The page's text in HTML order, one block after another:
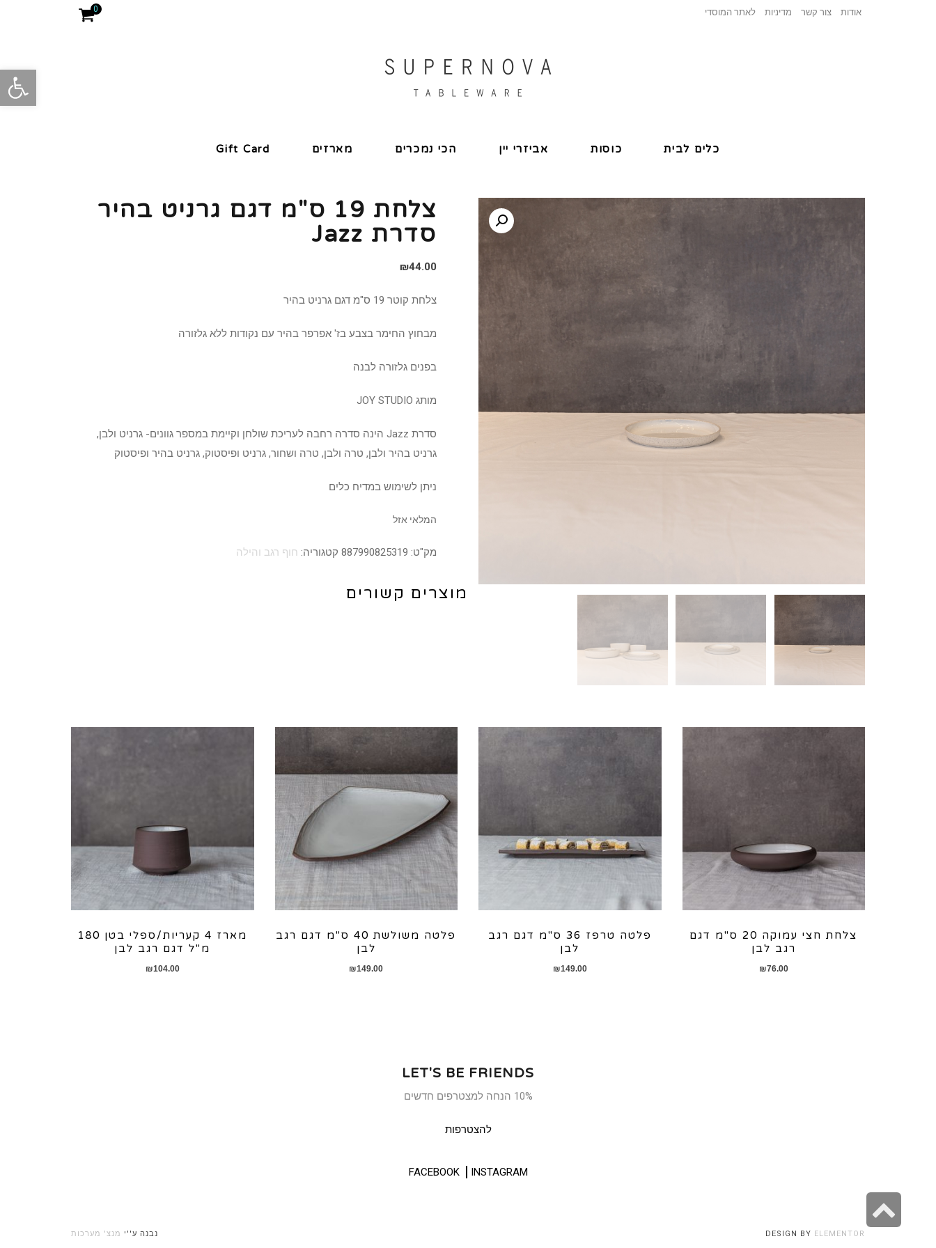
פתח
אודות צור קשר מדיניות לאתר המוסדי 0
כלים לבית כוסות אביזרי יין הכי נמכרים מארזים Gift Card
צלחת 19 ס"מ דגם גרניט בהיר
סדרת Jazz
₪44.00
צלחת קוטר 19 ס"מ דגם גרניט בהיר
מבחוץ החימר בצבע בז' אפרפר בהיר עם נקודות ללא גלזורה
בפנים גלזורה לבנה
מותג JOY STUDIO
סדרת Jazz הינה סדרה רחבה לעריכת שולחן וקיימת במספר גוונים- גרניט ולבן,
גרניט בהיר ולבן, טרה ולבן, טרה ושחור, גרניט ופיסטוק, גרניט בהיר ופיסטוק
ניתן לשימוש במדיח כלים
המלאי אזל
מק"ט: 887990825319 קטגוריה: חוף רגב והילה
מוצרים קשורים
צלחת חצי עמוקה 20 ס"מ דגם
רגב לבן
₪76.00
פלטה טרפז 36 ס"מ דגם רגב
לבן
₪149.00
פלטה משולשת 40 ס"מ דגם רגב
לבן
₪149.00
מארז 4 קעריות/ספלי בטן 180
מ"ל דגם רגב לבן
₪104.00
LET'S BE FRIENDS
10% הנחה למצטרפים חדשים
להצטרפות
FACEBOOK INSTAGRAM
נבנה ע''י מנצ' מערכות DESIGN BY ELEMENTOR
לראש